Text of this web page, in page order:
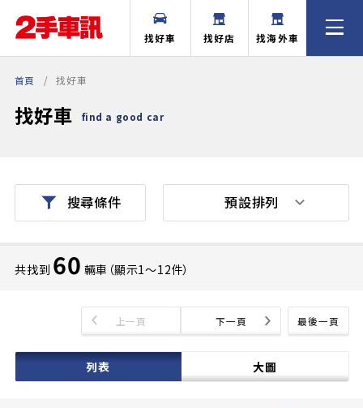
找好車 找好店 找海外車
首頁 找好車
找好車 find a good car
搜尋條件
共找到 60 輛車（顯示1〜12件）
最後一頁
上一頁 下一頁
列表 大圖
預設排列